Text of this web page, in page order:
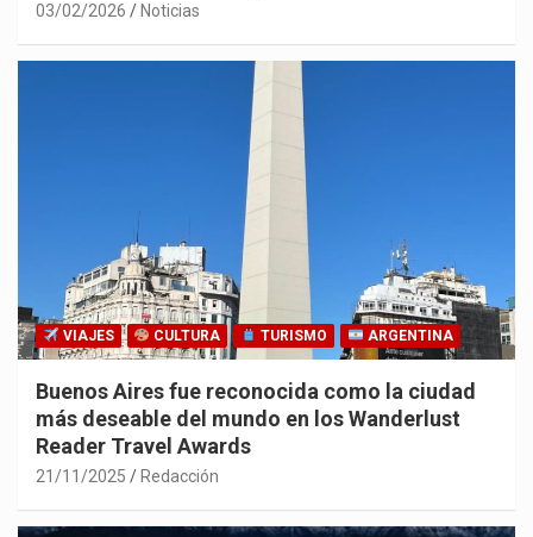
03/02/2026 Noticias
VIAJES CULTURA TURISMO ARGENTINA
Buenos Aires fue reconocida como la ciudad
más deseable del mundo en los Wanderlust
Reader Travel Awards
21/11/2025 Redacción